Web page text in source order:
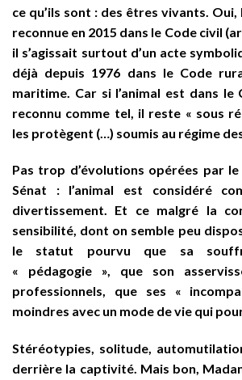
ce qu’ils sont : des êtres vivants.
reconnue en 2015 dans le Code civil
il s’agissait surtout d’un acte
déjà depuis 1976 dans le Code
maritime. Car si l’animal est dans le
reconnu comme tel, il reste « sous
les protègent (…) soumis au régime
Pas trop d’évolutions opérées par
Sénat : l’animal est considéré
divertissement. Et ce malgré la
sensibilité, dont on semble peu
le statut pourvu que sa
« pédagogie », que son
professionnels, que ses «
moindres avec un mode de vie qui
Stéréotypies, solitude,
derrière la captivité. Mais bon,